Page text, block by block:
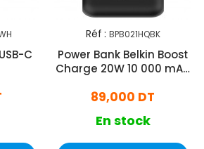
C
Réf : BPB021HQBK
Power Bank Belkin Boost
Charge 20W 10 000 mAh
89,000 DT
En stock